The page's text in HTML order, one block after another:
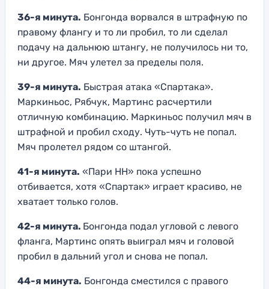
36-я минута. Бонгонда ворвался в штрафную по
правому флангу и то ли пробил, то ли сделал
подачу на дальнюю штангу, не получилось ни то,
ни другое. Мяч улетел за пределы поля.
39-я минута. Быстрая атака «Спартака».
Маркиньос, Рябчук, Мартинс расчертили
отличную комбинацию. Маркиньос получил мяч в
штрафной и пробил сходу. Чуть-чуть не попал.
Мяч пролетел рядом со штангой.
41-я минута. «Пари НН» пока успешно
отбивается, хотя «Спартак» играет красиво, не
хватает только голов.
42-я минута. Бонгонда подал угловой с левого
фланга, Мартинс опять выиграл мяч и головой
пробил в дальний угол и снова не попал.
44-я минута. Бонгонда сместился с правого